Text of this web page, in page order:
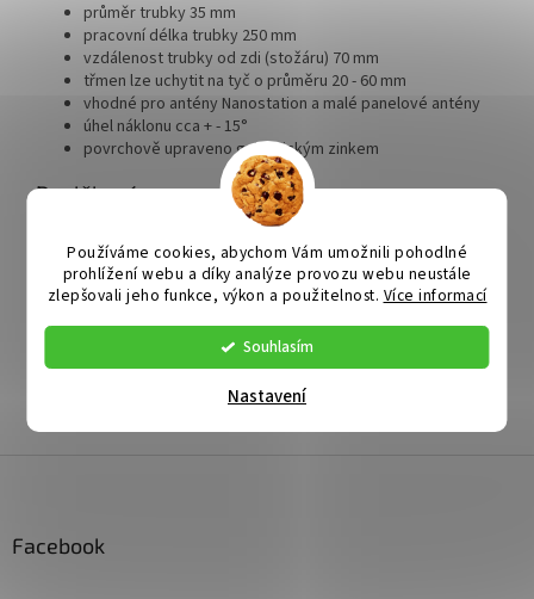
Používáme cookies, abychom Vám umožnili pohodlné
prohlížení webu a díky analýze provozu webu neustále
zlepšovali jeho funkce, výkon a použitelnost. Více informací
Souhlasím
Nastavení
průměr trubky 35 mm
pracovní délka trubky 250 mm
vzdálenost trubky od zdi (stožáru) 70 mm
třmen lze uchytit na tyč o průměru 20 - 60 mm
vhodné pro antény Nanostation a malé panelové antény
úhel náklonu cca + - 15°
povrchově upraveno galvanickým zinkem
Doplňkové parametry
Kategorie:
tašku)
Katalogové
:
3021101
EAN:
Facebook